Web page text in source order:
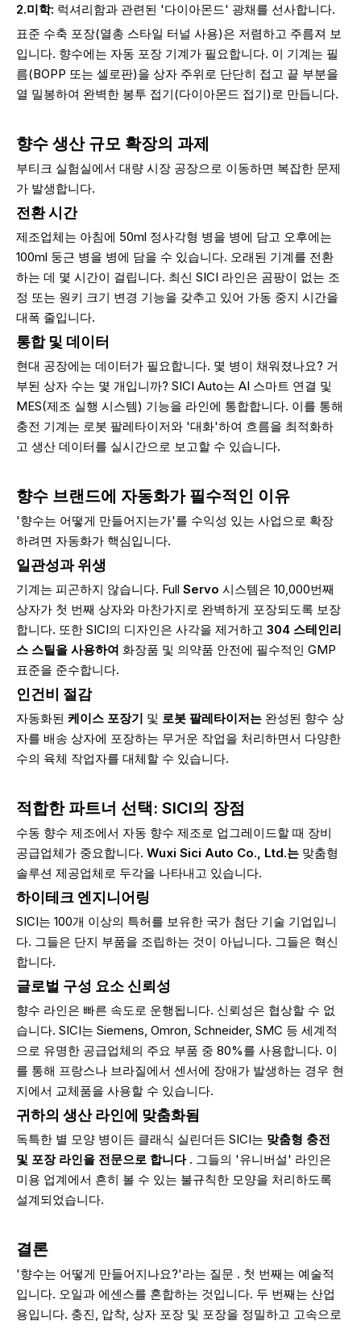
2.미학: 럭셔리함과 관련된 '다이아몬드' 광채를 선사합니다.
표준 수축 포장(열총 스타일 터널 사용)은 저렴하고 주름져 보
입니다. 향수에는 자동 포장 기계가 필요합니다. 이 기계는 필
름(BOPP 또는 셀로판)을 상자 주위로 단단히 접고 끝 부분을
열 밀봉하여 완벽한 봉투 접기(다이아몬드 접기)로 만듭니다.
향수 생산 규모 확장의 과제
부티크 실험실에서 대량 시장 공장으로 이동하면 복잡한 문제
가 발생합니다.
전환 시간
제조업체는 아침에 50ml 정사각형 병을 병에 담고 오후에는
100ml 둥근 병을 병에 담을 수 있습니다. 오래된 기계를 전환
하는 데 몇 시간이 걸립니다. 최신 SICI 라인은 곰팡이 없는 조
정 또는 원키 크기 변경 기능을 갖추고 있어 가동 중지 시간을
대폭 줄입니다.
통합 및 데이터
현대 공장에는 데이터가 필요합니다. 몇 병이 채워졌나요? 거
부된 상자 수는 몇 개입니까? SICI Auto는 AI 스마트 연결 및
MES(제조 실행 시스템) 기능을 라인에 통합합니다. 이를 통해
충전 기계는 로봇 팔레타이저와 '대화'하여 흐름을 최적화하
고 생산 데이터를 실시간으로 보고할 수 있습니다.
향수 브랜드에 자동화가 필수적인 이유
'향수는 어떻게 만들어지는가'를 수익성 있는 사업으로 확장
하려면 자동화가 핵심입니다.
일관성과 위생
기계는 피곤하지 않습니다. Full Servo 시스템은 10,000번째
상자가 첫 번째 상자와 마찬가지로 완벽하게 포장되도록 보장
합니다. 또한 SICI의 디자인은 사각을 제거하고 304 스테인리
스 스틸을 사용하여 화장품 및 의약품 안전에 필수적인 GMP
표준을 준수합니다.
인건비 절감
자동화된 케이스 포장기 및 로봇 팔레타이저는 완성된 향수 상
자를 배송 상자에 포장하는 무거운 작업을 처리하면서 다양한
수의 육체 작업자를 대체할 수 있습니다.
적합한 파트너 선택: SICI의 장점
수동 향수 제조에서 자동 향수 제조로 업그레이드할 때 장비
공급업체가 중요합니다. Wuxi Sici Auto Co., Ltd.는 맞춤형
솔루션 제공업체로 두각을 나타내고 있습니다.
하이테크 엔지니어링
SICI는 100개 이상의 특허를 보유한 국가 첨단 기술 기업입니
다. 그들은 단지 부품을 조립하는 것이 아닙니다. 그들은 혁신
합니다.
글로벌 구성 요소 신뢰성
향수 라인은 빠른 속도로 운행됩니다. 신뢰성은 협상할 수 없
습니다. SICI는 Siemens, Omron, Schneider, SMC 등 세계적
으로 유명한 공급업체의 주요 부품 중 80%를 사용합니다. 이
를 통해 프랑스나 브라질에서 센서에 장애가 발생하는 경우 현
지에서 교체품을 사용할 수 있습니다.
귀하의 생산 라인에 맞춤화됨
독특한 별 모양 병이든 클래식 실린더든 SICI는 맞춤형 충전
및 포장 라인을 전문으로 합니다 . 그들의 '유니버설' 라인은
미용 업계에서 흔히 볼 수 있는 불규칙한 모양을 처리하도록
설계되었습니다.
결론
'향수는 어떻게 만들어지나요?'라는 질문 . 첫 번째는 예술적
입니다. 오일과 에센스를 혼합하는 것입니다. 두 번째는 산업
용입니다. 충진, 압착, 상자 포장 및 포장을 정밀하고 고속으로